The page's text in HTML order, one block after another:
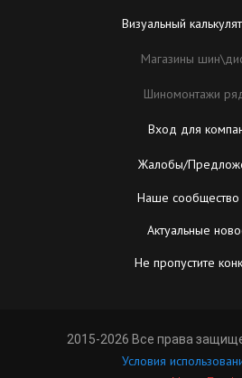
Визуальный
Магазины
Шиномонтажи
Вход для
Жалобы/
Наше сообщество
Актуальные
Не пропустите
2015-2026 Все права
Условия